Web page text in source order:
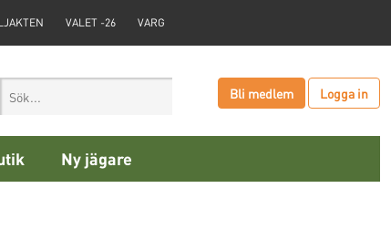
VALET -26 VARG
Bli medlem Logga in
Ny jägare